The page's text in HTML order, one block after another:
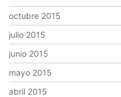
octubre 2015
julio 2015
junio 2015
mayo 2015
abril 2015